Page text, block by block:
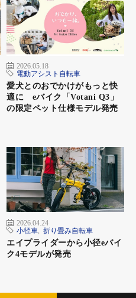
ーキ（シマノ）
ック
ゼオルトL3。こちらのモデルは
2026.05.18
電動アシスト自転車
愛犬とのおでかけがもっと快
適に eバイク「Votani Q3」
の限定ペット仕様モデル発売
2026.04.24
小径車
折り畳み自転車
エイプライダーから小径eバイ
ク4モデルが発売